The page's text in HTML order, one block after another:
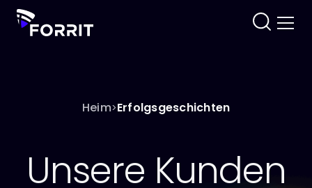
Heim>Erfolgsgeschichten
Unsere Kunden